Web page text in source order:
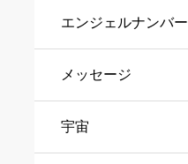
エンジェルナンバー
メッセージ
宇宙